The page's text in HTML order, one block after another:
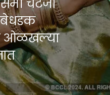
चॅटर्जी
बेधडक
ओळखल्या
जातात